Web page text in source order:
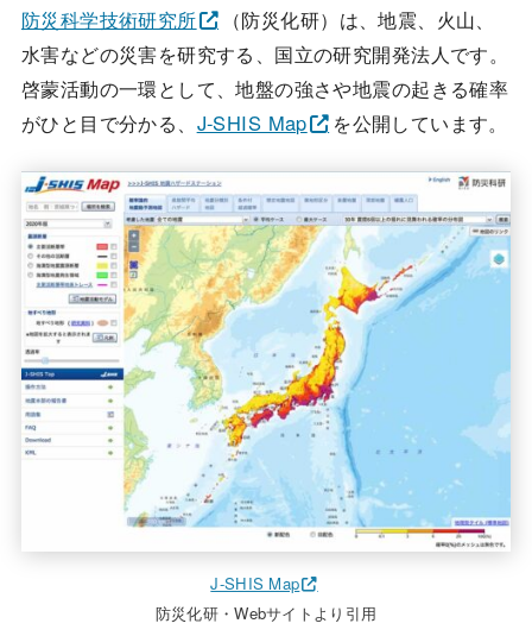
防災科学技術研究所
（防災化研）は、地震、火山、
水害などの災害を研究する、国立の研究開発法人です。
啓蒙活動の一環として、地盤の強さや地震の起きる確率
がひと目で分かる、 J-SHIS Map を公開しています。
J-SHIS Map
防災化研・Webサイトより引用